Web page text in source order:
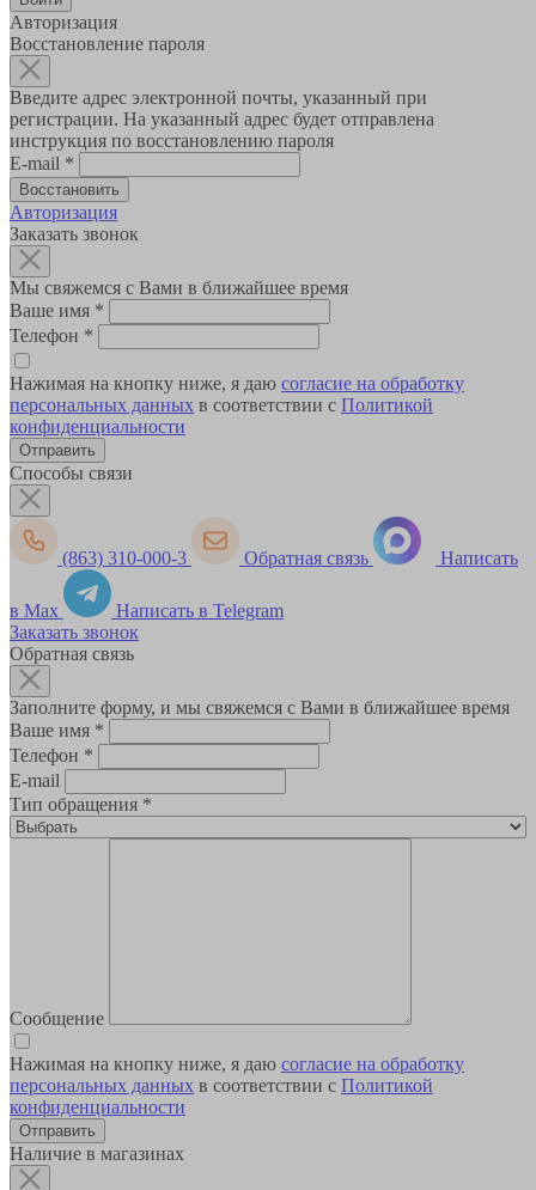
Авторизация
Восстановление пароля
Введите адрес электронной почты, указанный при
регистрации. На указанный адрес будет отправлена
инструкция по восстановлению пароля
E-mail *
Авторизация
Заказать звонок
Мы свяжемся с Вами в ближайшее время
Ваше имя *
Телефон *
Нажимая на кнопку ниже, я даю согласие на обработку
персональных данных в соответствии с Политикой
конфиденциальности
Способы связи
(863) 310-000-3 Обратная связь Написать
в Max
Написать в Telegram
Заказать звонок
Обратная связь
Заполните форму, и мы свяжемся с Вами в ближайшее время
Ваше имя *
Телефон *
E-mail
Тип обращения *
Сообщение
Нажимая на кнопку ниже, я даю согласие на обработку
персональных данных в соответствии с Политикой
конфиденциальности
Наличие в магазинах